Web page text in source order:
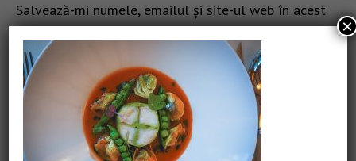
Salvează-mi numele, emailul și site-ul web în acest
CAUTARE
×